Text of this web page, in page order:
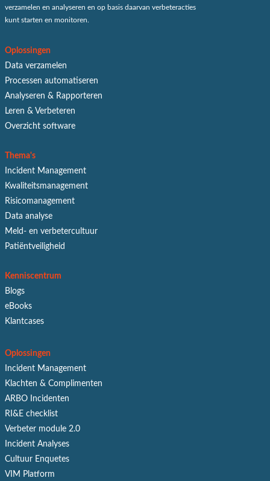
verzamelen en analyseren en op basis daarvan verbeteracties
kunt starten en monitoren.
Oplossingen
Data verzamelen
Processen automatiseren
Analyseren & Rapporteren
Leren & Verbeteren
Overzicht software
Thema's
Incident Management
Kwaliteitsmanagement
Risicomanagement
Data analyse
Meld- en verbetercultuur
Patiëntveiligheid
Kenniscentrum
Blogs
eBooks
Klantcases
Oplossingen
Incident Management
Klachten & Complimenten
ARBO Incidenten
RI&E checklist
Verbeter module 2.0
Incident Analyses
Cultuur Enquetes
VIM Platform